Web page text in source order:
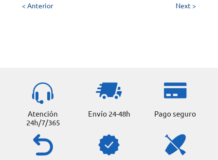
< Anterior Next >
Atención
24h/7/365
Envío 24-48h Pago seguro